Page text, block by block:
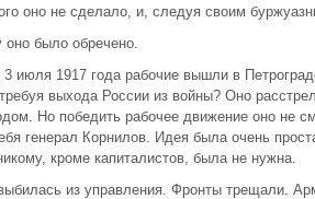
оно не сделало, и, следуя своим
было обречено.
3 июля 1917 года рабочие вышли в
выхода России из войны? Оно
Но победить рабочее движение оно не
генерал Корнилов. Идея была очень
кроме капиталистов, была не нужна.
из управления. Фронты трещали.